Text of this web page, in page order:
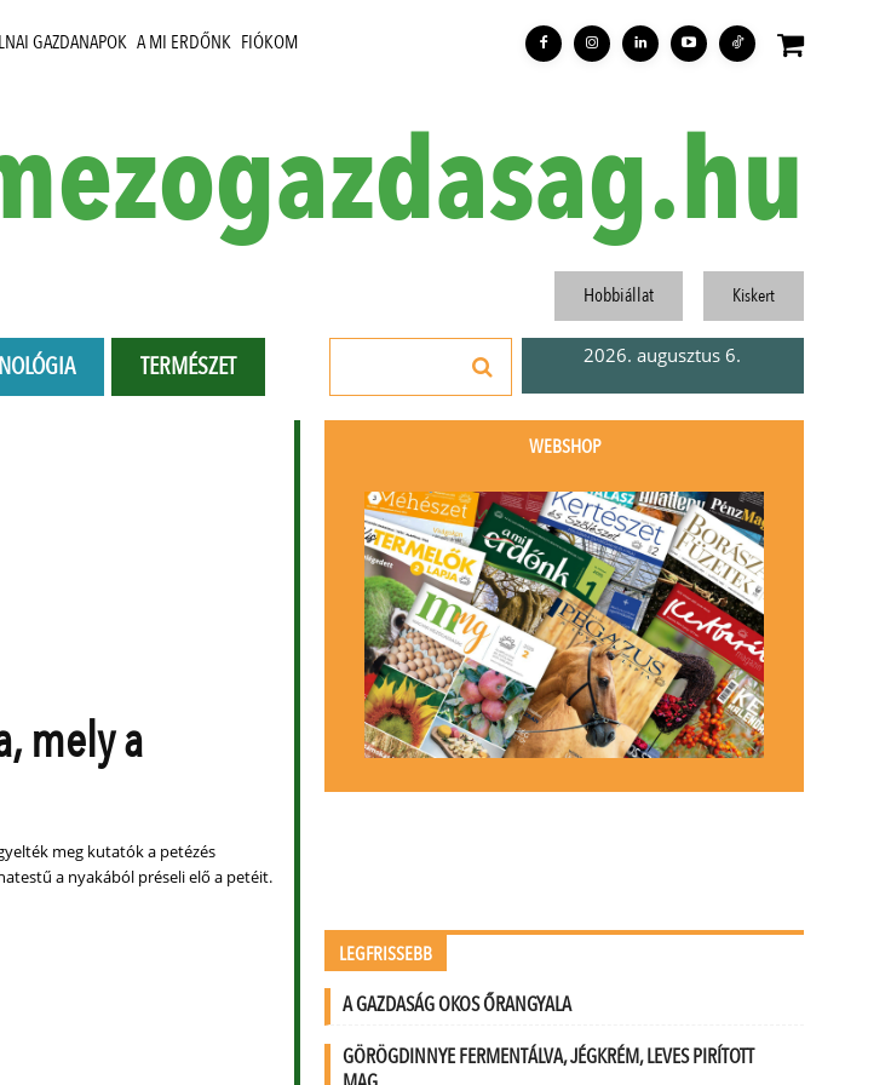
GAZDANAPOK A MI ERDŐNK FIÓKOM
TERMÉSZET
Hobbiállat Kiskert
2026. augusztus 6.
mely a
meg kutatók a petézés
a nyakából préseli elő a petéit.
WEBSHOP
LEGFRISSEBB
A GAZDASÁG OKOS ŐRANGYALA
GÖRÖGDINNYE FERMENTÁLVA, JÉGKRÉM, LEVES PIRÍTOTT